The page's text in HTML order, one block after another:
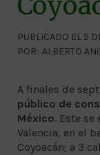
PUBLICADO EL 5
POR: ALBERTO
A finales de
público de
México. Este
Valencia, en el
Coyoacán; a 3